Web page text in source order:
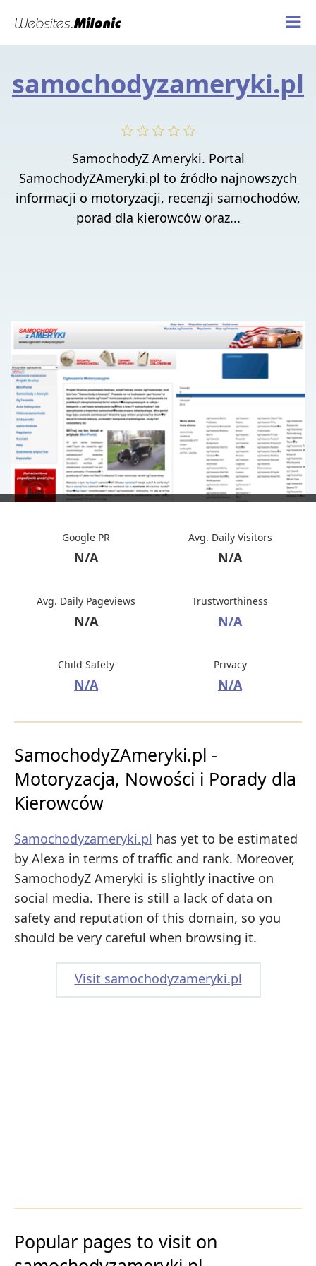
samochodyzameryki.pl
SamochodyZ Ameryki. Portal
SamochodyZAmeryki.pl to źródło najnowszych
informacji o motoryzacji, recenzji samochodów,
porad dla kierowców oraz...
Google PR
N/A
Avg. Daily Visitors
N/A
Avg. Daily Pageviews
N/A
Trustworthiness
N/A
Child Safety
N/A
Privacy
N/A
SamochodyZAmeryki.pl -
Motoryzacja, Nowości i Porady dla
Kierowców
Samochodyzameryki.pl has yet to be estimated
by Alexa in terms of traffic and rank. Moreover,
SamochodyZ Ameryki is slightly inactive on
social media. There is still a lack of data on
safety and reputation of this domain, so you
should be very careful when browsing it.
Visit samochodyzameryki.pl
Popular pages to visit on